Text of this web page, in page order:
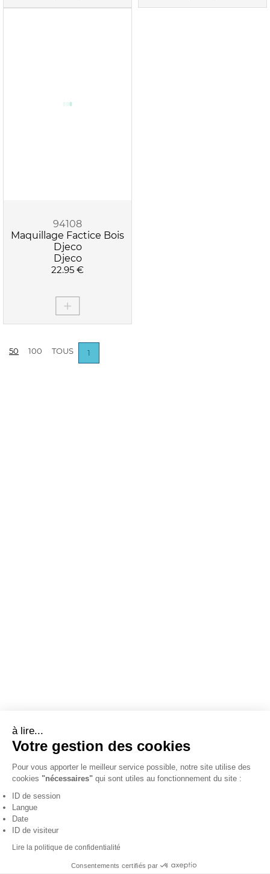
94108
Maquillage Factice Bois
Djeco
Djeco
22.95 €
50 100 TOUS 1
à lire...
Votre gestion des cookies
Pour vous apporter le meilleur service possible, notre site utilise des
cookies "nécessaires" qui sont utiles au fonctionnement du site :
ID de session
Langue
Date
ID de visiteur
Lire la politique de confidentialité
Consentements certifiés par